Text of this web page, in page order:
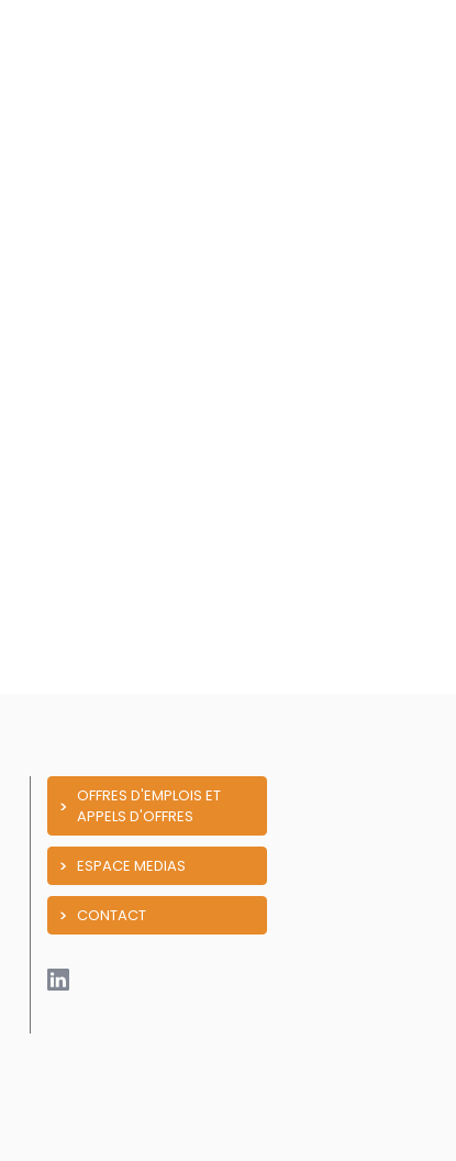
OFFRES D'EMPLOIS ET
APPELS D'OFFRES
ESPACE MEDIAS
CONTACT